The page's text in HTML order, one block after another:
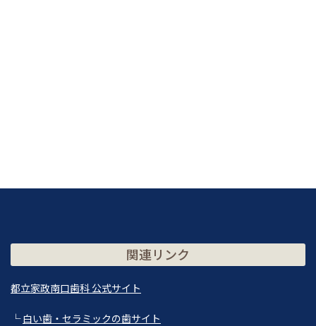
関連リンク
都立家政南口歯科 公式サイト
└白い歯・セラミックの歯サイト